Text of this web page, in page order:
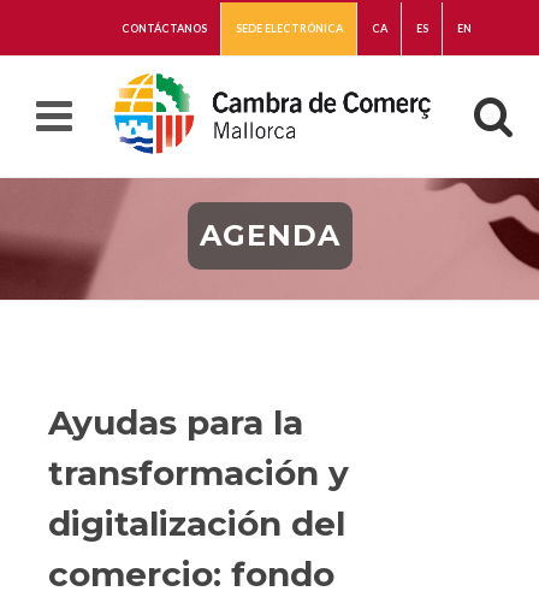
CONTÁCTANOS SEDE ELECTRÓNICA CA ES EN
AGENDA
Ayudas para la
transformación y
digitalización del
comercio: fondo